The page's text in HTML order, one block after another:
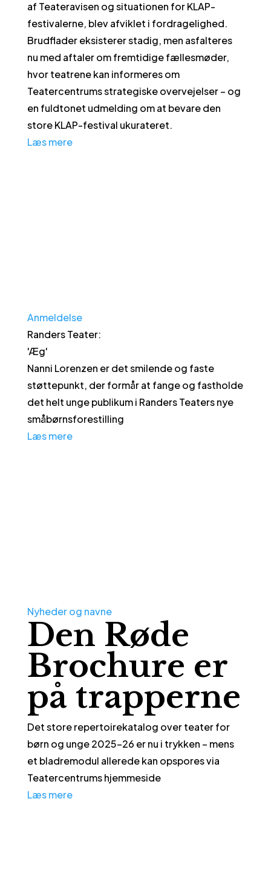
af Teateravisen og situationen for KLAP-
festivalerne, blev afviklet i fordragelighed.
Brudflader eksisterer stadig, men asfalteres
nu med aftaler om fremtidige fællesmøder,
hvor teatrene kan informeres om
Teatercentrums strategiske overvejelser – og
en fuldtonet udmelding om at bevare den
store KLAP-festival ukurateret.
Læs mere
Anmeldelse
Randers Teater:
'Æg'
Nanni Lorenzen er det smilende og faste
støttepunkt, der formår at fange og fastholde
det helt unge publikum i Randers Teaters nye
småbørnsforestilling
Læs mere
Nyheder og navne
Den Røde
Brochure er
på trapperne
Det store repertoirekatalog over teater for
børn og unge 2025-26 er nu i trykken – mens
et bladremodul allerede kan opspores via
Teatercentrums hjemmeside
Læs mere